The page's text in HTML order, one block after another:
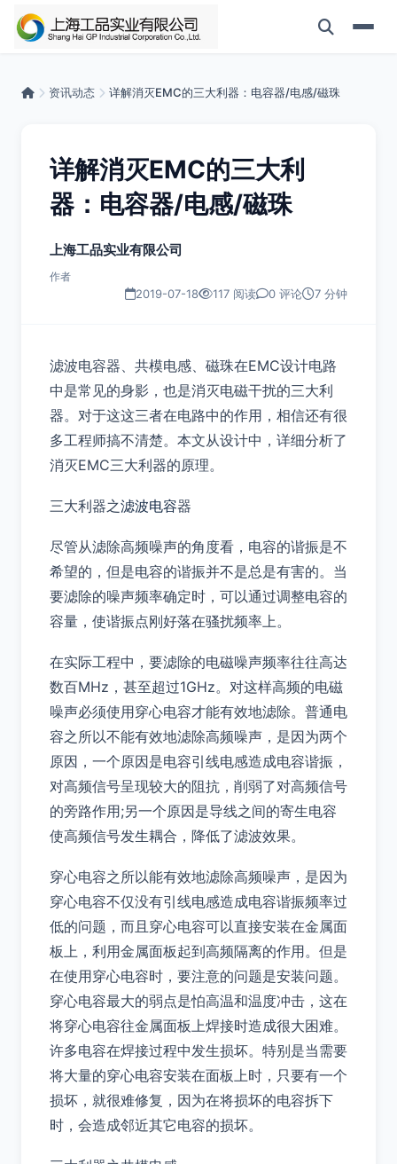
资讯动态 详解消灭EMC的三大利器：电容器/电感/磁珠
详解消灭EMC的三大利
器：电容器/电感/磁珠
上海工品实业有限公司
作者
2019-07-18 117 阅读 0 评论 7 分钟
滤波电容器、共模电感、磁珠在EMC设计电路
中是常见的身影，也是消灭电磁干扰的三大利
器。对于这这三者在电路中的作用，相信还有很
多工程师搞不清楚。本文从设计中，详细分析了
消灭EMC三大利器的原理。
三大利器之滤波电容器
尽管从滤除高频噪声的角度看，电容的谐振是不
希望的，但是电容的谐振并不是总是有害的。当
要滤除的噪声频率确定时，可以通过调整电容的
容量，使谐振点刚好落在骚扰频率上。
在实际工程中，要滤除的电磁噪声频率往往高达
数百MHz，甚至超过1GHz。对这样高频的电磁
噪声必须使用穿心电容才能有效地滤除。普通电
容之所以不能有效地滤除高频噪声，是因为两个
原因，一个原因是电容引线电感造成电容谐振，
对高频信号呈现较大的阻抗，削弱了对高频信号
的旁路作用;另一个原因是导线之间的寄生电容
使高频信号发生耦合，降低了滤波效果。
穿心电容之所以能有效地滤除高频噪声，是因为
穿心电容不仅没有引线电感造成电容谐振频率过
低的问题，而且穿心电容可以直接安装在金属面
板上，利用金属面板起到高频隔离的作用。但是
在使用穿心电容时，要注意的问题是安装问题。
穿心电容最大的弱点是怕高温和温度冲击，这在
将穿心电容往金属面板上焊接时造成很大困难。
许多电容在焊接过程中发生损坏。特别是当需要
将大量的穿心电容安装在面板上时，只要有一个
损坏，就很难修复，因为在将损坏的电容拆下
时，会造成邻近其它电容的损坏。